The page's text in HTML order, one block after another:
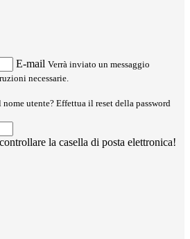
E-mail Verrà inviato un messaggio
necessarie.
utente? Effettua il reset della password
la casella di posta elettronica!